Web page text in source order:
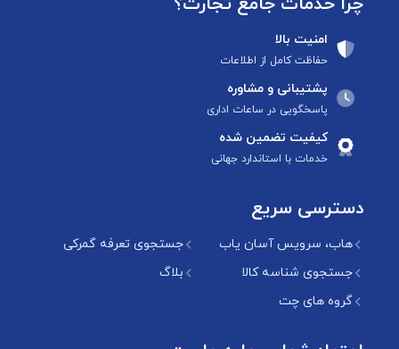
امنیت بالا
حفاظت کامل از اطلاعات
پشتیبانی و مشاوره
پاسخگویی در ساعات اداری
کیفیت تضمین شده
خدمات با استاندارد جهانی
دسترسی سریع
هاب، سرویس آسان یاب
جستجوی تعرفه گمرکی
جستجوی شناسه کالا
بلاگ
گروه های چت